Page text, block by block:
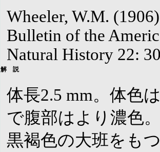
Wheeler, W.M.
Bulletin of the
Natural History 22:
解 説
体長2.5 mm。体色
で腹部はより濃色
黒褐色の大班をも